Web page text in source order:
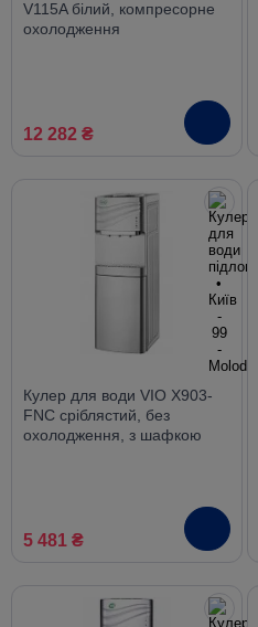
V115A білий, компресорне
охолодження
12 282 ₴
Кулер для води VIO X903-
FNC сріблястий, без
охолодження, з шафкою
5 481 ₴